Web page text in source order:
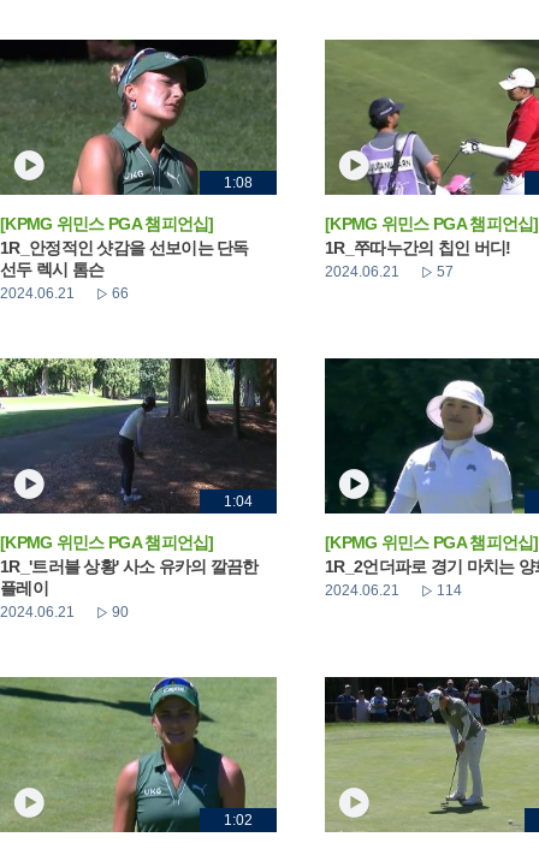
1:08
[KPMG 위민스 PGA 챔피언십]
1R_안정적인 샷감을 선보이는 단독
선두 렉시 톰슨
2024.06.21 66
[KPMG 위민스 PGA 챔피언십]
1R_쭈따누간의 칩인 버디!
2024.06.21 57
1:04
[KPMG 위민스 PGA 챔피언십]
1R_'트러블 상황' 사소 유카의 깔끔한
플레이
2024.06.21 90
[KPMG 위민스 PGA 챔피언십]
1R_2언더파로 경기 마치는 양
2024.06.21 114
1:02